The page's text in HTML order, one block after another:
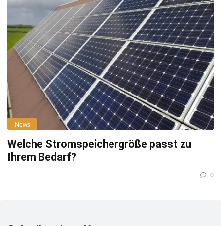
News
Welche Stromspeichergröße passt zu
Ihrem Bedarf?
0